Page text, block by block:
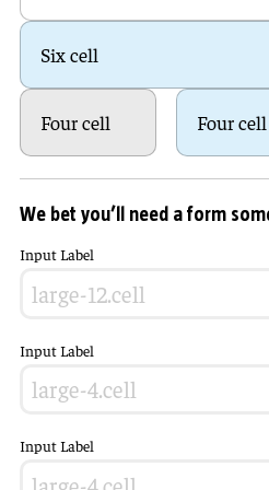
Six cell
Four cell Four cell
We bet you’ll need a form
Input Label
Input Label
Input Label